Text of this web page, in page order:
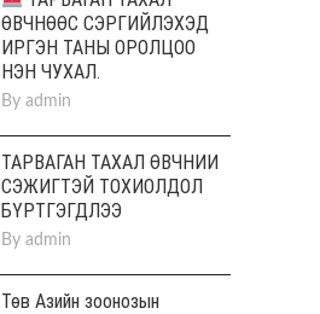
ӨВЧНӨӨС СЭРГИЙЛЭХЭД
ИРГЭН ТАНЫ ОРОЛЦОО
НЭН ЧУХАЛ.
By admin
ТАРВАГАН ТАХАЛ ӨВЧНИЙ
СЭЖИГТЭЙ ТОХИОЛДОЛ
БҮРТГЭГДЛЭЭ
By admin
Төв Aзийн зоонозын